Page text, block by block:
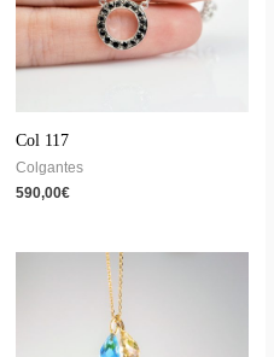
Col 117
Colgantes
590,00€